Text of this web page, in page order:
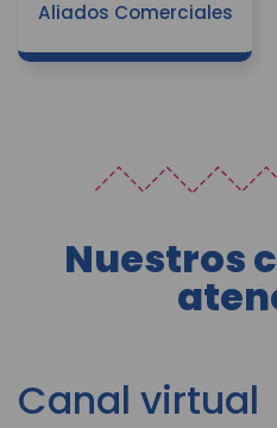
Aliados Comerciales
Nuestros
Canal virtual